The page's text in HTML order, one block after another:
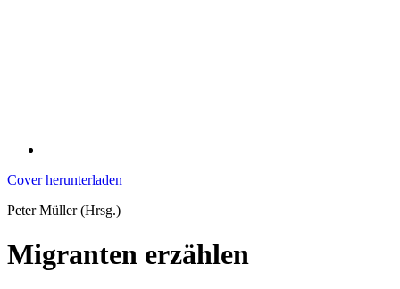
Cover herunterladen
Peter Müller (Hrsg.)
Migranten erzählen